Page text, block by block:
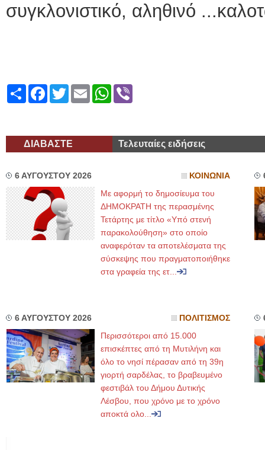
συγκλονιστικό, αληθινό
ShareFacebook
TwitterEmailWhatsApp
ΔΙΑΒΑΣΤΕ Τελευταίες ειδήσεις
6 ΑΥΓΟΥΣΤΟΥ 2026 ΚΟΙΝΩΝΙΑ
Με αφορμή το δημοσίευμα του
ΔΗΜΟΚΡΑΤΗ της περασμένης
Τετάρτης με τίτλο «Υπό στενή
παρακολούθηση» στο οποίο
αναφερόταν τα αποτελέσματα της
σύσκεψης που πραγματοποιήθηκε
στα γραφεία της ετ...
6 ΑΥΓΟΥΣΤΟΥ 2026 ΠΟΛΙΤΙΣΜΟΣ
Περισσότεροι από 15.000
επισκέπτες από τη Μυτιλήνη και
όλο το νησί πέρασαν από τη 39η
γιορτή σαρδέλας, το βραβευμένο
φεστιβάλ του Δήμου Δυτικής
Λέσβου, που χρόνο με το χρόνο
αποκτά ολο...